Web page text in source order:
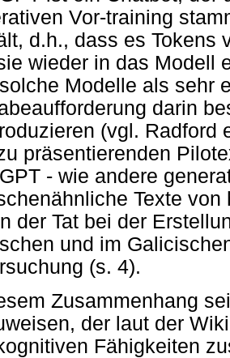
Vor-training
d.h., dass es Tokens
wieder in das Modell
Modelle als sehr
darin
(vgl. Radford
präsentierenden
- wie andere
Texte
der Tat bei der
und im
(s. 4).
Zusammenhang
der laut der
Fähigkeiten